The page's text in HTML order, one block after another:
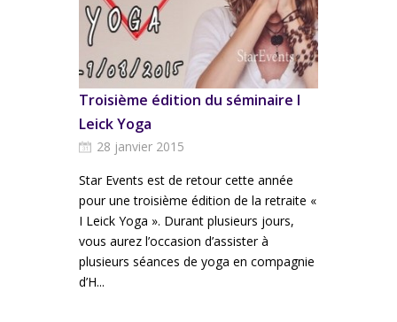
Troisième édition du séminaire I
Leick Yoga
28 janvier 2015
Star Events est de retour cette année
pour une troisième édition de la retraite «
I Leick Yoga ». Durant plusieurs jours,
vous aurez l’occasion d’assister à
plusieurs séances de yoga en compagnie
d’H...